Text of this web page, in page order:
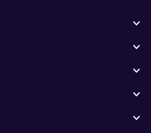
expand_more
expand_more
expand_more
expand_more
expand_more